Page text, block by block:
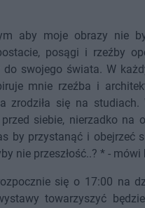
aby moje obrazy nie
posągi i rzeźby
do swojego świata. W
mnie rzeźba i
zrodziła się na studiach.
siebie, nierzadko na
by przystanąć i obejrzeć
nie przeszłość..? * - mówi
się o 17:00 na
towarzyszyć